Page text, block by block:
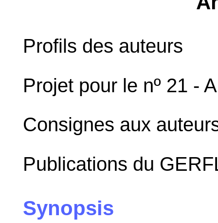
Profils des auteurs
Projet pour le nº 21 -
Consignes aux
Publications du
Synopsis